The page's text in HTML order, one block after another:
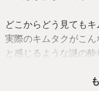
どこからどう見てもキ
実際のキムタクがこん
と感じるような謎の酔